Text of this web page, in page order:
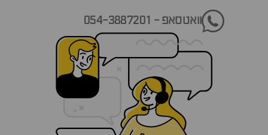
וואטסאפ - 054-3887201